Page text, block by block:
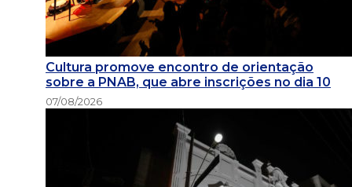
Cultura promove encontro de orientação
sobre a PNAB, que abre inscrições no dia 10
07/08/2026